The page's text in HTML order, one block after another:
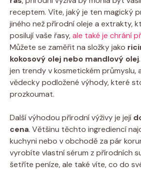
receptem.‌ Víte,⁤ jaký ​je ‌ten magický
jiného⁤ než ‍přírodní oleje a extrakty,
posilují ⁤vaše řasy,ale také je chrání
Můžete se zaměřit ‍na složky jako
kokosový olej​ nebo ⁣mandlový‍ olej
jen trendy ‌v‌ kosmetickém ‌průmyslu,
vědecky podložené výhody, které
prozkoumat.
Další výhodou‍ přírodní výživy⁢ je její
cena. Většinu těchto⁣ ingrediencí
kuchyni nebo ⁣v obchodě za pár
vyrobíte vlastní⁣ sérum ⁢z přírodních
⁢šetříte ‌peníze,‍ ale také víte, co do‍